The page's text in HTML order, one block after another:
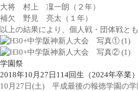
大将 村上 凜一朗（２年）
補欠 野見 亮太（１年）
以上の結果により、個人戦・団体戦と
学園祭
2018年10月27日 114回生（2024年卒業）
10月27日(土) 平成最後の報徳学園の学